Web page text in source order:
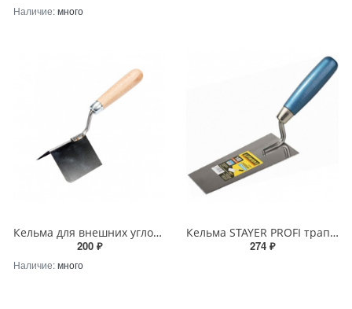
Наличие:много
Кельма для внешних углов (80*60*60 мм) с деревянной рукояткой
200 ₽
Наличие:много
Кельма STAYER PROFI трапеция 120мм с деревянной рукояткой
274 ₽